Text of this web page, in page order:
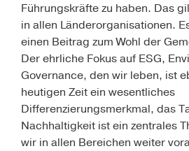
Führungskräfte zu haben. Das
in allen Länderorganisationen.
einen Beitrag zum Wohl der
Der ehrliche Fokus auf ESG,
Governance, den wir leben, ist
heutigen Zeit ein wesentliches
Differenzierungsmerkmal, das
Nachhaltigkeit ist ein zentrales
wir in allen Bereichen weiter